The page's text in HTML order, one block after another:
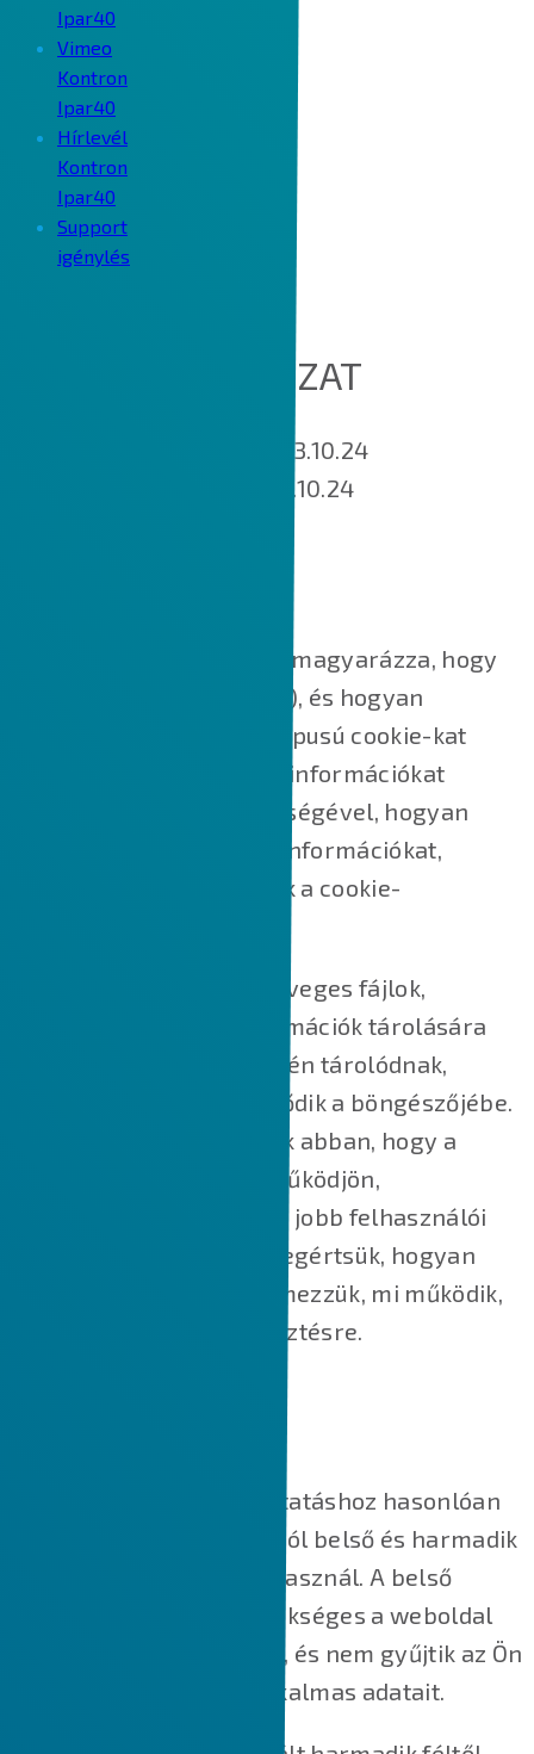
Ipar40
Vimeo
Kontron
Ipar40
Hírlevél
Kontron
Ipar40
Support
igénylés
COOKIE SZABÁLYZAT
Hatálybalépés napja: 2023.10.24
Utoljára módosított: 2023.10.24
Ez a Cookie-szabályzat elmagyarázza, hogy
mik azok a sütik (cookie-k), és hogyan
használjuk őket, milyen típusú cookie-kat
használunk, azaz milyen információkat
gyűjtünk a cookie-k segítségével, hogyan
használjuk fel ezeket az információkat,
valamint hogyan kezeljük a cookie-
A cookie-k kisméretű szöveges fájlok,
amelyek kisméretű információk tárolására
szolgálnak. Az Ön eszközén tárolódnak,
amikor a webhely betöltődik a böngészőjébe.
Ezek a cookie-k segítenek abban, hogy a
weboldal megfelelően működjön,
biztonságosabbá tegyük, jobb felhasználói
élményt nyújtsunk, és megértsük, hogyan
működik a weboldal, elemezzük, mi működik,
és hol van szükség fejlesztésre.
A legtöbb online szolgáltatáshoz hasonlóan
weboldalunk is több célból belső és harmadik
féltől származó sütiket használ. A belső
cookie-k nagy részre szükséges a weboldal
megfelelő működéséhez, és nem gyűjtik az Ön
személyazonosításra alkalmas adatait.